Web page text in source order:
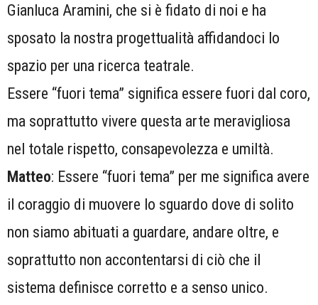
Gianluca Aramini, che si è fidato di noi e ha
sposato la nostra progettualità affidandoci lo
spazio per una ricerca teatrale.
Essere “fuori tema” significa essere fuori dal coro,
ma soprattutto vivere questa arte meravigliosa
nel totale rispetto, consapevolezza e umiltà.
Matteo: Essere “fuori tema” per me significa avere
il coraggio di muovere lo sguardo dove di solito
non siamo abituati a guardare, andare oltre, e
soprattutto non accontentarsi di ciò che il
sistema definisce corretto e a senso unico.